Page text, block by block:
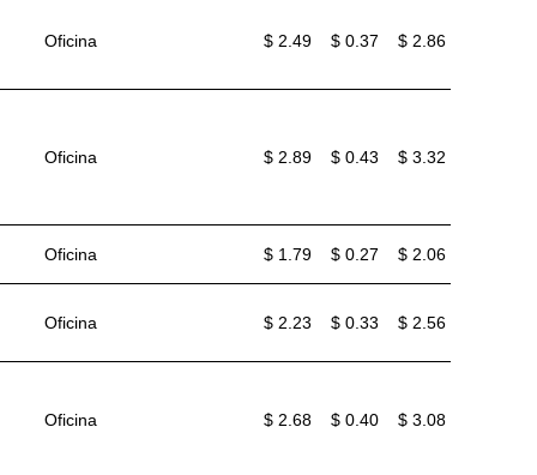
Oficina $ 2.49 $ 0.37 $ 2.86
Oficina $ 2.89 $ 0.43 $ 3.32
Oficina $ 1.79 $ 0.27 $ 2.06
Oficina $ 2.23 $ 0.33 $ 2.56
Oficina $ 2.68 $ 0.40 $ 3.08